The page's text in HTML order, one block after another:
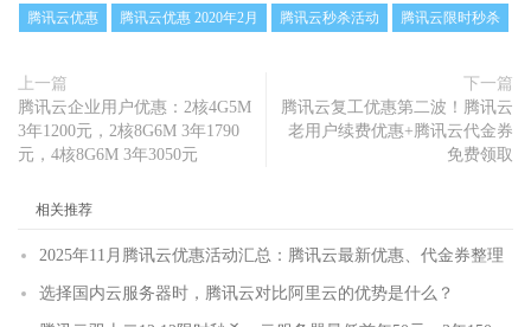
腾讯云优惠
腾讯云优惠 2020年2月 腾讯云秒杀活动 腾讯云限时秒杀
上一篇
腾讯云企业用户优惠：2核4G5M
3年1200元，2核8G6M 3年1790
元，4核8G6M 3年3050元
下一篇
腾讯云复工优惠第二波！腾讯云
老用户续费优惠+腾讯云代金券
免费领取
相关推荐
2025年11月腾讯云优惠活动汇总：腾讯云最新优惠、代金券整理
选择国内云服务器时，腾讯云对比阿里云的优势是什么？